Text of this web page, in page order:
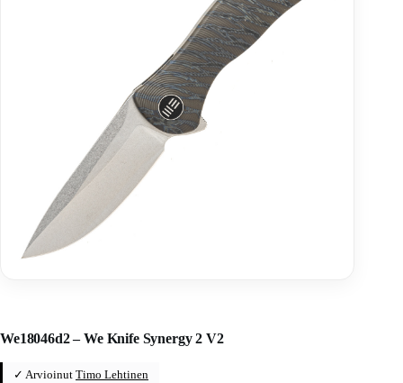
We18046d2 – We Knife Synergy 2 V2
✓ Arvioinut Timo Lehtinen